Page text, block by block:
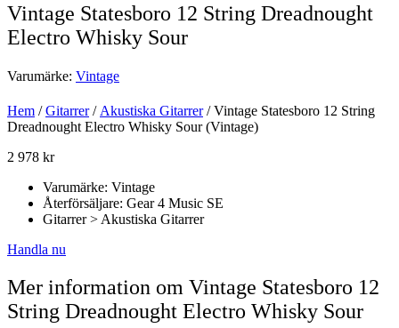
Vintage Statesboro 12 String Dreadnought
Electro Whisky Sour
Varumärke: Vintage
Hem /Gitarrer/Akustiska Gitarrer/ Vintage Statesboro 12 String
Dreadnought Electro Whisky Sour (Vintage)
2 978 kr
Varumärke: Vintage
Återförsäljare: Gear 4 Music SE
Gitarrer > Akustiska Gitarrer
Handla nu
Mer information om Vintage Statesboro 12
String Dreadnought Electro Whisky Sour